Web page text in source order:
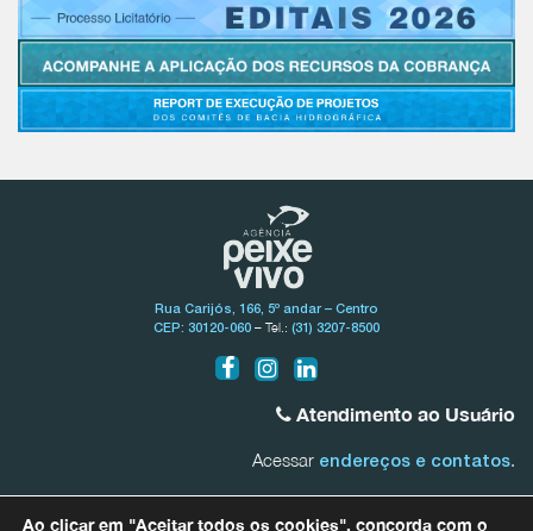
Rua Carijós, 166, 5º andar – Centro
CEP: 30120-060 – Tel.: (31) 3207-8500
Atendimento ao Usuário
Acessar endereços e contatos.
Ao clicar em "Aceitar todos os cookies", concorda com o